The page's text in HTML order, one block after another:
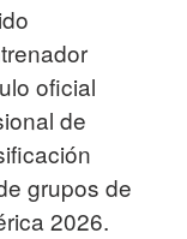
oficial
de
grupos de
2026.